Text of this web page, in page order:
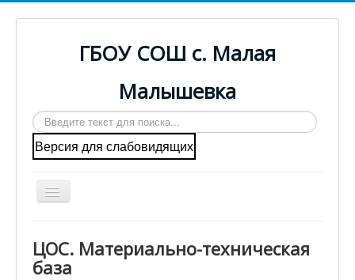
ГБОУ СОШ с. Малая
Малышевка
Искать...
Версия для слабовидящих
Включить/
выключить
Cведения об образовательной организации
ЦОС. Материально-техническая
база